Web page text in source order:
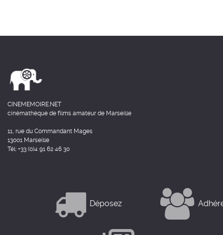
CINEMEMOIRE.NET
cinémathèque de films amateur de Marseille
11, rue du Commandant Mages
13001 Marseille
Tél: +33 (0)4 91 62 46 30
Déposez